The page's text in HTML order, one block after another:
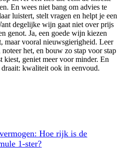
En wees niet bang om advies te
luistert, stelt vragen en helpt je een
degelijke wijn gaat niet over prijs
genot. Ja, een goede wijn kiezen
maar vooral nieuwsgierigheid. Leer
het, en bouw zo stap voor stap
kiest, geniet meer voor minder. En
kwaliteit ook in eenvoud.
Hoe rijk is de
1-ster?